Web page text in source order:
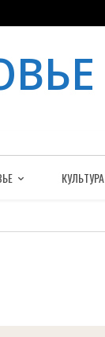
КУЛЬТУРА